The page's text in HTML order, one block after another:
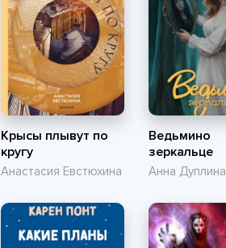
Крысы плывут по
кругу
Анастасия Евстюхина
Ведьмино
зеркальце
Анна Дуплина